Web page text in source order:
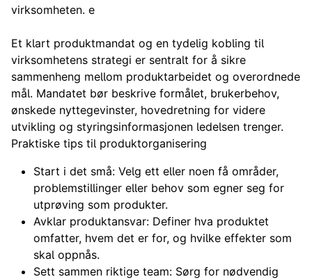
virksomheten. e
Et klart produktmandat og en tydelig kobling til
virksomhetens strategi er sentralt for å sikre
sammenheng mellom produktarbeidet og overordnede
mål. Mandatet bør beskrive formålet, brukerbehov,
ønskede nyttegevinster, hovedretning for videre
utvikling og styringsinformasjonen ledelsen trenger.
Praktiske tips til produktorganisering
Start i det små: Velg ett eller noen få områder,
problemstillinger eller behov som egner seg for
utprøving som produkter.
Avklar produktansvar: Definer hva produktet
omfatter, hvem det er for, og hvilke effekter som
skal oppnås.
Sett sammen riktige team: Sørg for nødvendig